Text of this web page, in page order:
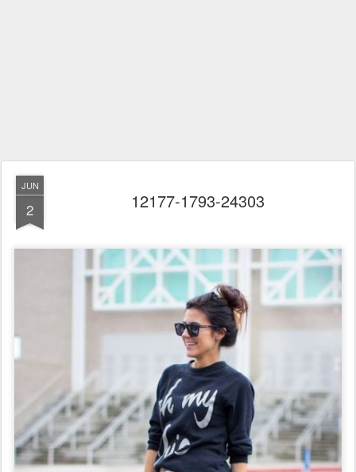
JUN
2 12177-1793-24303